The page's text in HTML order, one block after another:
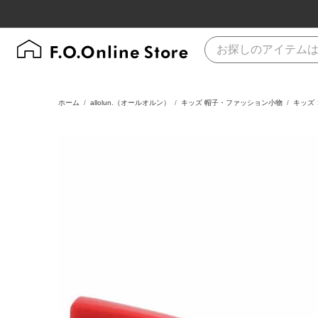
ホーム allolun.（オールオルン） キッズ 帽子・ファッション小物 キッズ